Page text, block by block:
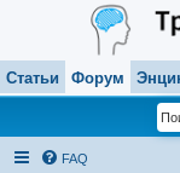
Статьи Форум
FAQ